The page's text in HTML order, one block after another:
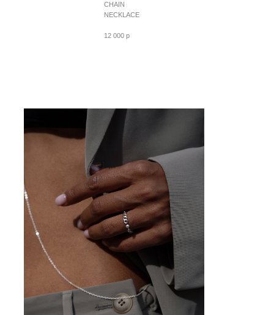
CHAIN
NECKLACE
12 000 p